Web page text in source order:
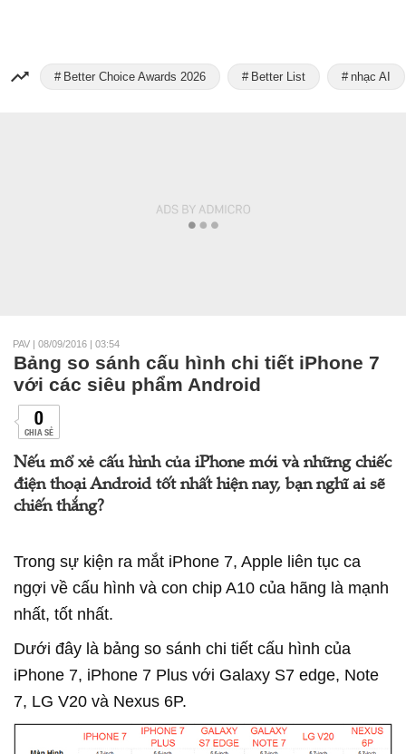
Better Choice Awards 2026 Better List nhạc AI
PAV | 08/09/2016 | 03:54
Bảng so sánh cấu hình chi tiết iPhone 7
với các siêu phẩm Android
0
CHIA SẺ
Nếu mổ xẻ cấu hình của iPhone mới và những chiếc
điện thoại Android tốt nhất hiện nay, bạn nghĩ ai sẽ
chiến thắng?
Trong sự kiện ra mắt iPhone 7, Apple liên tục ca
ngợi về cấu hình và con chip A10 của hãng là mạnh
nhất, tốt nhất.
Dưới đây là bảng so sánh chi tiết cấu hình của
iPhone 7, iPhone 7 Plus với Galaxy S7 edge, Note
7, LG V20 và Nexus 6P.